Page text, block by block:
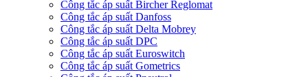
Công tắc áp suất Bircher Reglomat
Công tắc áp suất Danfoss
Công tắc áp suất Delta Mobrey
Công tắc áp suất DPC
Công tắc áp suất Euroswitch
Công tắc áp suất Gometrics